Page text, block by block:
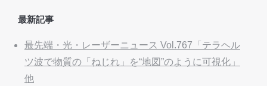
最新記事
最先端・光・レーザーニュース Vol.767「テラヘル
ツ波で物質の「ねじれ」を“地図”のように可視化」
他